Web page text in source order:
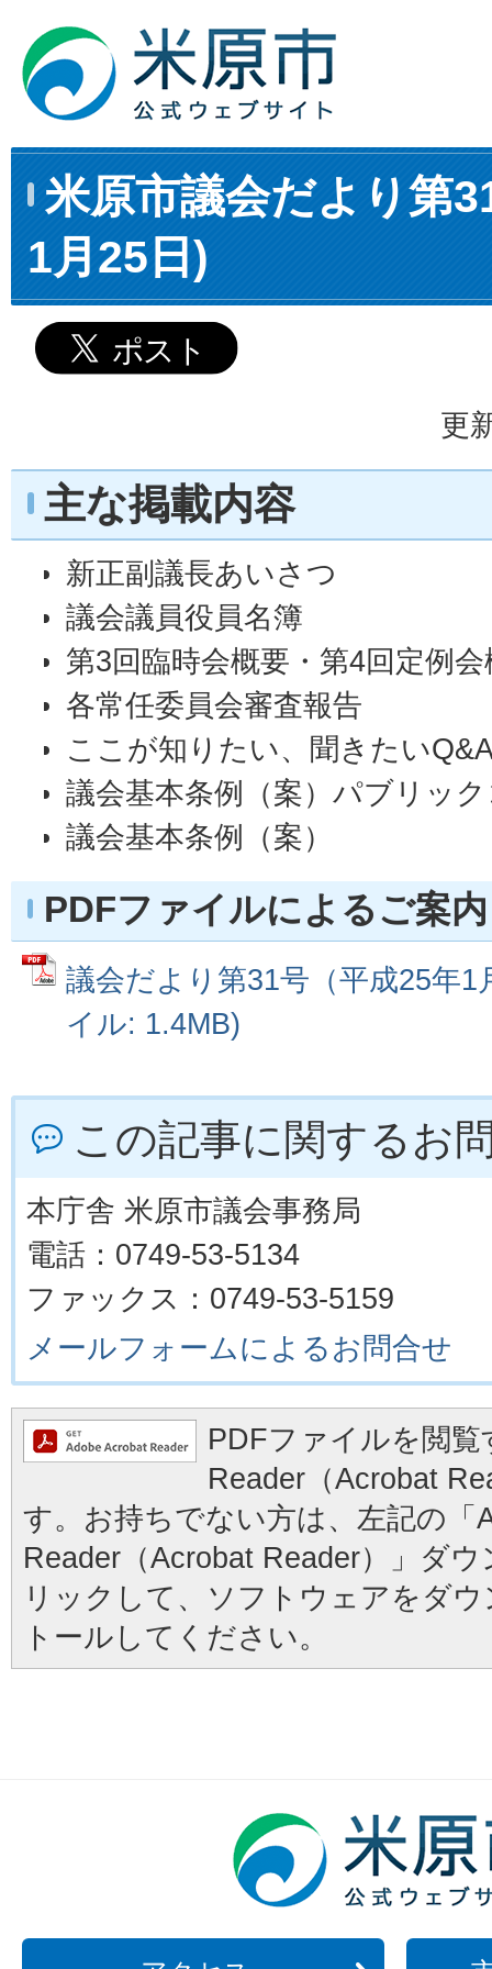
米原市議会だより第
1月25日)
更
主な掲載内容
新正副議長あいさつ
議会議員役員名簿
第3回臨時会概要・第4回定例会
各常任委員会審査報告
ここが知りたい、聞きたい
議会基本条例（案）パブリッ
議会基本条例（案）
PDFファイルによるご案内
議会だより第31号（平成25年1
イル: 1.4MB)
この記事に関するお
本庁舎 米原市議会事務局
電話：0749-53-5134
ファックス：0749-53-5159
メールフォームによるお問合せ
PDFファイルを閲
Reader（Acrobat
す。お持ちでない方は、左記の「
Reader（Acrobat Reader）」ダ
リックして、ソフトウェアをダ
トールしてください。